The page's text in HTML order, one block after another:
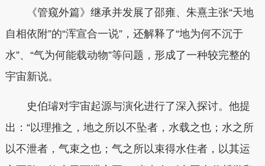
《管窥外篇》继承并发展了邵雍、朱熹主张“天地
自相依附”的“浑宣合一说”，还解释了“地为何不沉于
水”、“气为何能载动物”等问题，形成了一种较完整的
宇宙新说。
史伯璿对宇宙起源与演化进行了深入探讨。他提
出：“以理推之，地之所以不坠者，水载之也；水之所
以不泄者，气束之也；气之所以束得水住者，以其运